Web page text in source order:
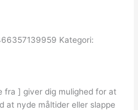
Kategori:
fra ] giver dig mulighed for at
at nyde måltider eller slappe